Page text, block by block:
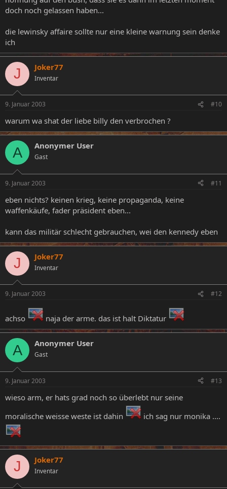
doch noch gelassen haben...
die lewinsky affaire sollte nur eine kleine warnung sein denke
ich
J Joker77
Inventar
9. Januar 2003 #10
warum wa shat der liebe billy den verbrochen ?
A Anonymer User
Gast
9. Januar 2003 #11
eben nichts? keinen krieg, keine propaganda, keine
waffenkäufe, fader präsident eben...
kann das militär schlecht gebrauchen, wei den kennedy eben
J Joker77
Inventar
9. Januar 2003 #12
achso naja der arme. das ist halt Diktatur
A Anonymer User
Gast
9. Januar 2003 #13
wieso arm, er hats grad noch so überlebt nur seine
moralische weisse weste ist dahin
ich sag nur monika ....
J Joker77
Inventar